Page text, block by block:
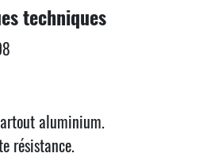
techniques
aluminium.
résistance.